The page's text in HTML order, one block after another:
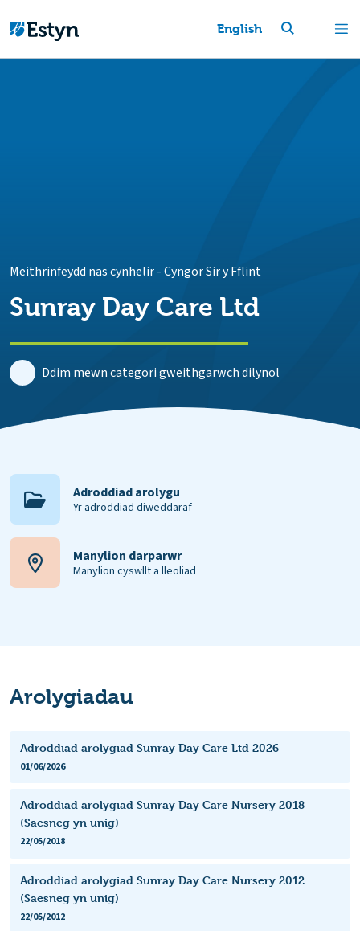
English
Meithrinfeydd nas cynhelir-Cyngor Sir y Fflint
Sunray Day Care Ltd
Ddim mewn categori gweithgarwch dilynol
Adroddiad arolygu
Yr adroddiad diweddaraf
Manylion darparwr
Manylion cyswllt a lleoliad
Arolygiadau
Adroddiad arolygiad Sunray Day Care Ltd 2026
01/06/2026
Adroddiad arolygiad Sunray Day Care Nursery 2018
(Saesneg yn unig)
22/05/2018
Adroddiad arolygiad Sunray Day Care Nursery 2012
(Saesneg yn unig)
22/05/2012